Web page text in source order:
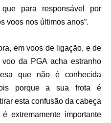
para responsável por
voos nos últimos anos”.
em voos de ligação, e de
da PGA acha estranho
que não é conhecida
porque a sua frota é
esta confusão da cabeça
extremamente importante